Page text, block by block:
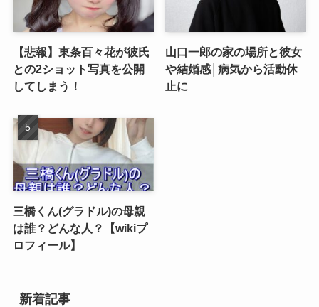
【悲報】東条百々花が彼氏
との2ショット写真を公開
してしまう！
山口一郎の家の場所と彼女
や結婚感│病気から活動休
止に
三橋くん(グラドル)の母親
は誰？どんな人？【wikiプ
ロフィール】
新着記事